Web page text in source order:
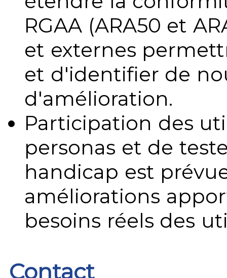
RGAA (ARA50 et
et externes
et d'identifier de
d'amélioration.
Participation des
personas et de
handicap est
améliorations
besoins réels des
Contact